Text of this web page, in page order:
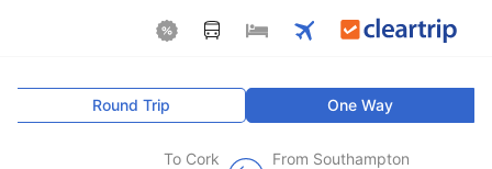
One Way
Round Trip
From Southampton
To Cork